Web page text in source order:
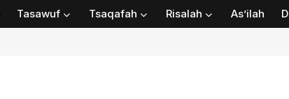
Tasawuf Tsaqafah Risalah As’ilah